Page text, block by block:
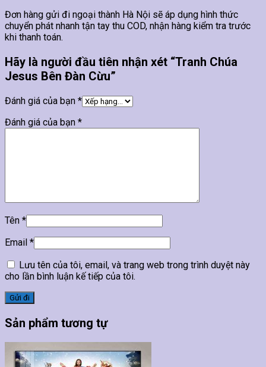
Đơn hàng gửi đi ngoại thành Hà Nội sẽ áp dụng hình thức
chuyển phát nhanh tận tay thu COD, nhận hàng kiểm tra trước
khi thanh toán.
Hãy là người đầu tiên nhận xét “Tranh Chúa
Jesus Bên Đàn Cừu”
Đánh giá của bạn *
Đánh giá của bạn *
Tên *
Email *
Lưu tên của tôi, email, và trang web trong trình duyệt này
cho lần bình luận kế tiếp của tôi.
Sản phẩm tương tự